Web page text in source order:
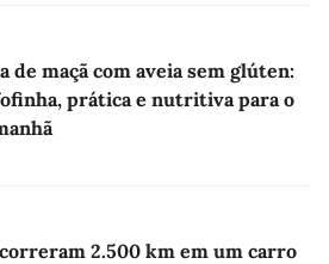
de maçã com aveia sem glúten:
prática e nutritiva para o
2.500 km em um carro